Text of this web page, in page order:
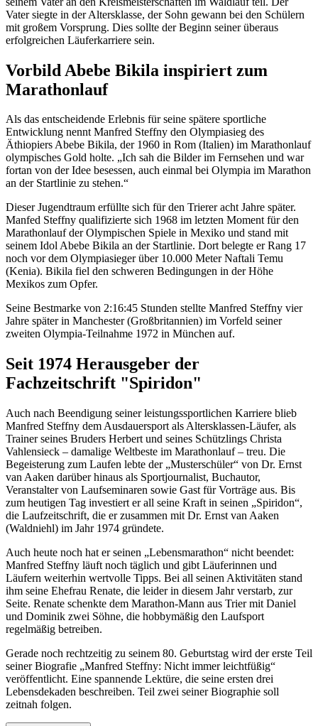
Vater siegte in der Altersklasse, der Sohn gewann bei den Schülern
mit großem Vorsprung. Dies sollte der Beginn seiner überaus
erfolgreichen Läuferkarriere sein.
Vorbild Abebe Bikila inspiriert zum
Marathonlauf
Als das entscheidende Erlebnis für seine spätere sportliche
Entwicklung nennt Manfred Steffny den Olympiasieg des
Äthiopiers Abebe Bikila, der 1960 in Rom (Italien) im Marathonlauf
olympisches Gold holte. „Ich sah die Bilder im Fernsehen und war
fortan von der Idee besessen, auch einmal bei Olympia im Marathon
an der Startlinie zu stehen.“
Dieser Jugendtraum erfüllte sich für den Trierer acht Jahre später.
Manfed Steffny qualifizierte sich 1968 im letzten Moment für den
Marathonlauf der Olympischen Spiele in Mexiko und stand mit
seinem Idol Abebe Bikila an der Startlinie. Dort belegte er Rang 17
noch vor dem Olympiasieger über 10.000 Meter Naftali Temu
(Kenia). Bikila fiel den schweren Bedingungen in der Höhe
Mexikos zum Opfer.
Seine Bestmarke von 2:16:45 Stunden stellte Manfred Steffny vier
Jahre später in Manchester (Großbritannien) im Vorfeld seiner
zweiten Olympia-Teilnahme 1972 in München auf.
Seit 1974 Herausgeber der
Fachzeitschrift "Spiridon"
Auch nach Beendigung seiner leistungssportlichen Karriere blieb
Manfred Steffny dem Ausdauersport als Altersklassen-Läufer, als
Trainer seines Bruders Herbert und seines Schützlings Christa
Vahlensieck – damalige Weltbeste im Marathonlauf – treu. Die
Begeisterung zum Laufen lebte der „Musterschüler“ von Dr. Ernst
van Aaken darüber hinaus als Sportjournalist, Buchautor,
Veranstalter von Laufseminaren sowie Gast für Vorträge aus. Bis
zum heutigen Tag investiert er all seine Kraft in seinen „Spiridon“,
die Laufzeitschrift, die er zusammen mit Dr. Ernst van Aaken
(Waldniehl) im Jahr 1974 gründete.
Auch heute noch hat er seinen „Lebensmarathon“ nicht beendet:
Manfred Steffny läuft noch täglich und gibt Läuferinnen und
Läufern weiterhin wertvolle Tipps. Bei all seinen Aktivitäten stand
ihm seine Ehefrau Renate, die leider in diesem Jahr verstarb, zur
Seite. Renate schenkte dem Marathon-Mann aus Trier mit Daniel
und Dominik zwei Söhne, die hobbymäßig den Laufsport
regelmäßig betreiben.
Gerade noch rechtzeitig zu seinem 80. Geburtstag wird der erste Teil
seiner Biografie „Manfred Steffny: Nicht immer leichtfüßig“
veröffentlicht. Eine spannende Lektüre, die seine ersten drei
Lebensdekaden beschreiben. Teil zwei seiner Biographie soll
zeitnah folgen.